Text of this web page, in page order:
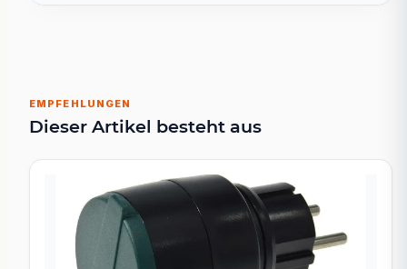
EMPFEHLUNGEN
Dieser Artikel besteht aus